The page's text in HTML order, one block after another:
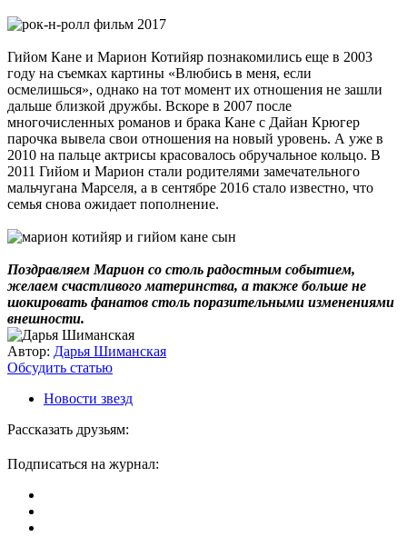
Гийом Кане и Марион Котийяр познакомились еще в 2003
году на съемках картины «Влюбись в меня, если
осмелишься», однако на тот момент их отношения не зашли
дальше близкой дружбы. Вскоре в 2007 после
многочисленных романов и брака Кане с Дайан Крюгер
парочка вывела свои отношения на новый уровень. А уже в
2010 на пальце актрисы красовалось обручальное кольцо. В
2011 Гийом и Марион стали родителями замечательного
мальчугана Марселя, а в сентябре 2016 стало известно, что
семья снова ожидает пополнение.
Поздравляем Марион со столь радостным событием,
желаем счастливого материнства, а также больше не
шокировать фанатов столь поразительными изменениями
внешности.
Автор: Дарья Шиманская
Обсудить статью
Новости звезд
Рассказать друзьям:
Подписаться на журнал: